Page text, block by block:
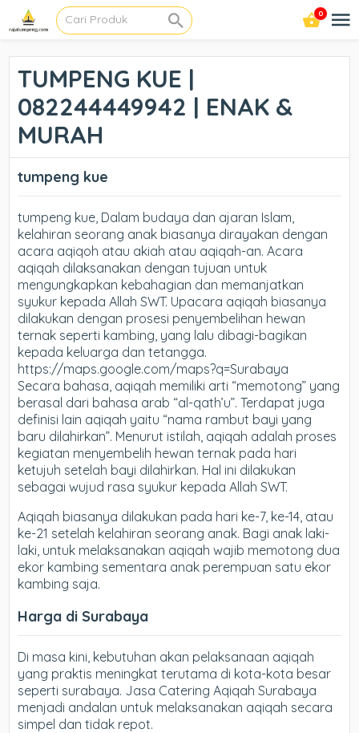
0
TUMPENG KUE |
082244449942 | ENAK &
MURAH
tumpeng kue
tumpeng kue, Dalam budaya dan ajaran Islam,
kelahiran seorang anak biasanya dirayakan dengan
acara aqiqoh atau akiah atau aqiqah-an. Acara
aqiqah dilaksanakan dengan tujuan untuk
mengungkapkan kebahagian dan memanjatkan
syukur kepada Allah SWT. Upacara aqiqah biasanya
dilakukan dengan prosesi penyembelihan hewan
ternak seperti kambing, yang lalu dibagi-bagikan
kepada keluarga dan tetangga.
https://maps.google.com/maps?q=Surabaya
Secara bahasa, aqiqah memiliki arti “memotong” yang
berasal dari bahasa arab “al-qath’u”. Terdapat juga
definisi lain aqiqah yaitu “nama rambut bayi yang
baru dilahirkan”. Menurut istilah, aqiqah adalah proses
kegiatan menyembelih hewan ternak pada hari
ketujuh setelah bayi dilahirkan. Hal ini dilakukan
sebagai wujud rasa syukur kepada Allah SWT.
Aqiqah biasanya dilakukan pada hari ke-7, ke-14, atau
ke-21 setelah kelahiran seorang anak. Bagi anak laki-
laki, untuk melaksanakan aqiqah wajib memotong dua
ekor kambing sementara anak perempuan satu ekor
kambing saja.
Harga di Surabaya
Di masa kini, kebutuhan akan pelaksanaan aqiqah
yang praktis meningkat terutama di kota-kota besar
seperti surabaya. Jasa Catering Aqiqah Surabaya
menjadi andalan untuk melaksanakan aqiqah secara
simpel dan tidak repot.